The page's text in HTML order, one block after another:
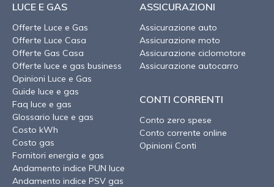
LUCE E GAS
Offerte Luce e Gas
Offerte Luce Casa
Offerte Gas Casa
Offerte luce e gas business
Opinioni Luce e Gas
Guide luce e gas
Faq luce e gas
Glossario luce e gas
Costo kWh
Costo gas
Fornitori energia e gas
Andamento indice PUN luce
Andamento indice PSV gas
ASSICURAZIONI
Assicurazione auto
Assicurazione moto
Assicurazione ciclomotore
Assicurazione autocarro
CONTI CORRENTI
Conto zero spese
Conto corrente online
Opinioni Conti